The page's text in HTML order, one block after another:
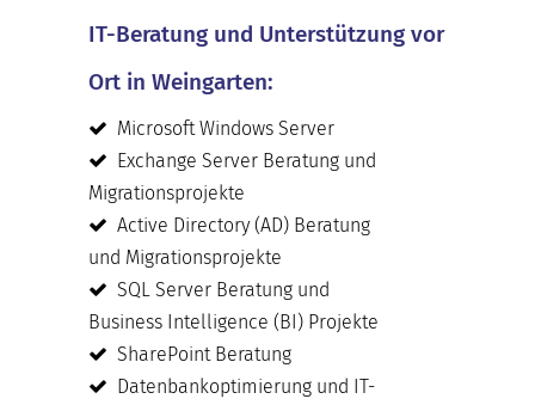
IT-Beratung und Unterstützung vor
Ort in Weingarten:
Microsoft Windows Server
Exchange Server Beratung und
Migrationsprojekte
Active Directory (AD) Beratung
und Migrationsprojekte
SQL Server Beratung und
Business Intelligence (BI) Projekte
SharePoint Beratung
Datenbankoptimierung und IT-